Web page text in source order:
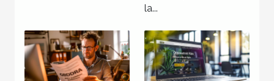
la...